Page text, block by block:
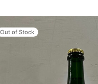
Out of Stock